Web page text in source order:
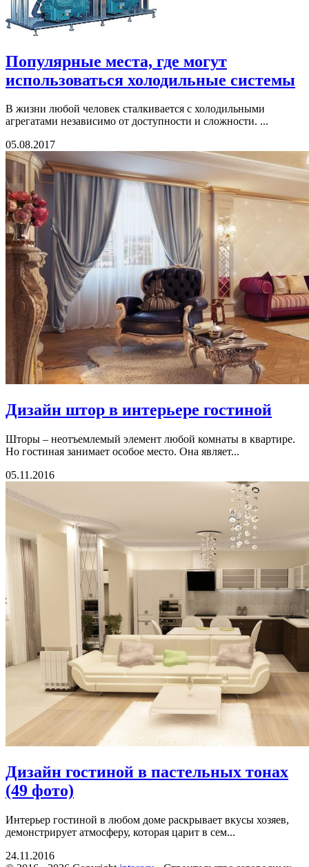
Популярные места, где могут
использоваться холодильные системы
В жизни любой человек сталкивается с холодильными
агрегатами независимо от доступности и сложности. ...
05.08.2017
Дизайн штор в интерьере гостиной
Шторы – неотъемлемый элемент любой комнаты в квартире.
Но гостиная занимает особое место. Она являет...
05.11.2016
Дизайн гостиной в пастельных тонах
(49 фото)
Интерьер гостиной в любом доме раскрывает вкусы хозяев,
демонстрирует атмосферу, которая царит в сем...
24.11.2016